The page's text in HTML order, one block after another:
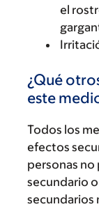
el
¿Qué
este
Todos los
efectos
personas
secundario
secundarios